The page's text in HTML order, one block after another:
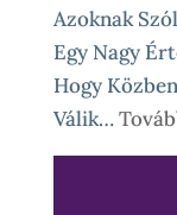
Azoknak
Egy Nagy
Hogy
Válik…